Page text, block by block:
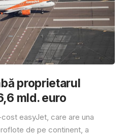
proprietarul
mld. euro
easyJet, care are una
de pe continent, a